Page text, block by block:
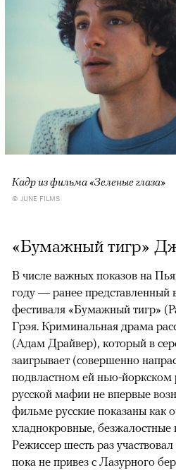
Кадр из фильма «Зеленые глаза»
© JUNE FILMS
«Бумажный тигр»
В числе важных показов на
году — ранее представленный
фестиваля «Бумажный тигр»
Грэя. Криминальная драма
(Адам Драйвер), который в
заигрывает (совершенно
подвластном ей нью-
русской мафии не впервые
фильме русские показаны как
хладнокровные,
Режиссер шесть раз
пока не привез с Лазурного